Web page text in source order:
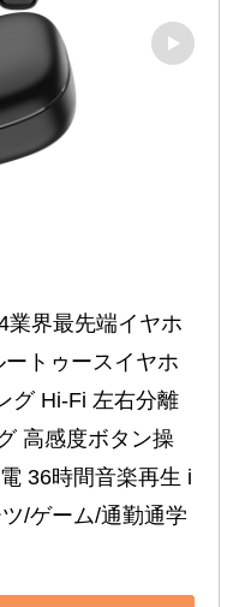
業界最先端イヤホ
トゥースイヤホ
グ Hi-Fi 左右分離
高感度ボタン操
36時間音楽再生 i
/ゲーム/通勤通学